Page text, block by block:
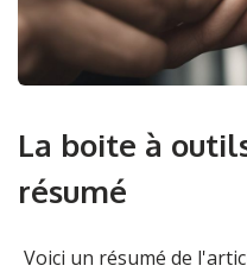
La boite à
résumé
Voici un résumé de